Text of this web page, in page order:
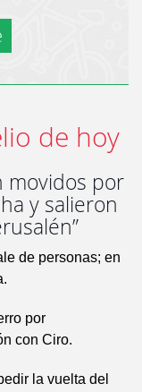
de hoy
movidos por
y salieron
de personas; en
por
con Ciro.
la vuelta del